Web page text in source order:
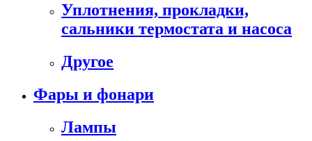
Уплотнения, прокладки,
сальники термостата и насоса
Другое
Фары и фонари
Лампы